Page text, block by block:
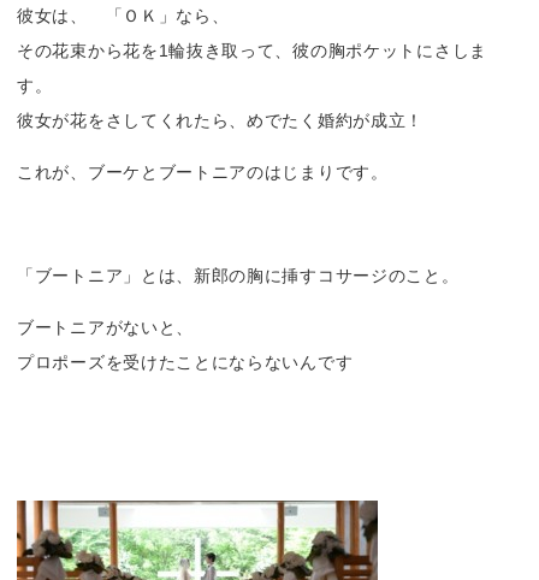
彼女は、 「ＯＫ」なら、
その花束から花を1輪抜き取って、彼の胸ポケットにさしま
す。
彼女が花をさしてくれたら、めでたく婚約が成立！
これが、ブーケとブートニアのはじまりです。
「ブートニア」とは、新郎の胸に挿すコサージのこと。
ブートニアがないと、
プロポーズを受けたことにならないんです